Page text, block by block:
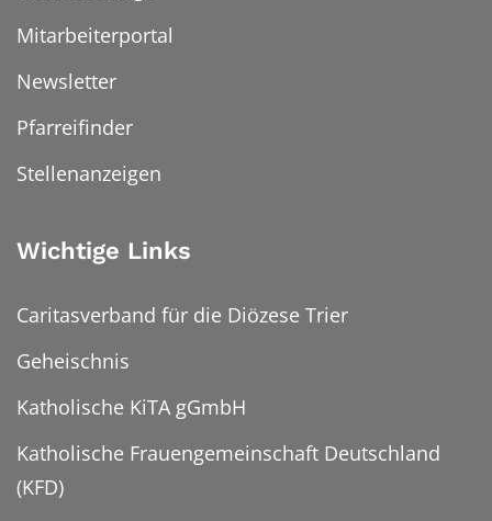
Mitarbeiterportal
Newsletter
Pfarreifinder
Stellenanzeigen
Wichtige Links
Caritasverband für die Diözese Trier
Geheischnis
Katholische KiTA gGmbH
Katholische Frauengemeinschaft Deutschland
(KFD)